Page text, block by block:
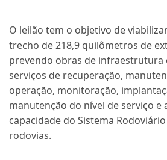
O leilão tem o objetivo de
trecho de 218,9 quilômetros de
prevendo obras de infraestrutura
serviços de recuperação,
operação, monitoração,
manutenção do nível de serviço e
capacidade do Sistema
rodovias.